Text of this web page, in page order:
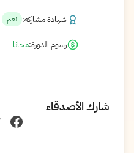
شهادة مشاركة: نعم
رسوم الدورة:مجانا
شارك الأصدقاء